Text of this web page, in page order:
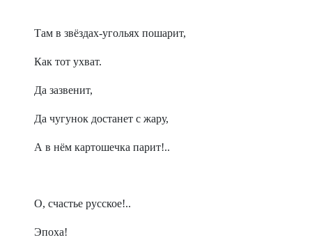
Там в звёздах-угольях пошарит,
Как тот ухват.
Да зазвенит,
Да чугунок достанет с жару,
А в нём картошечка парит!..
О, счастье русское!..
Эпоха!